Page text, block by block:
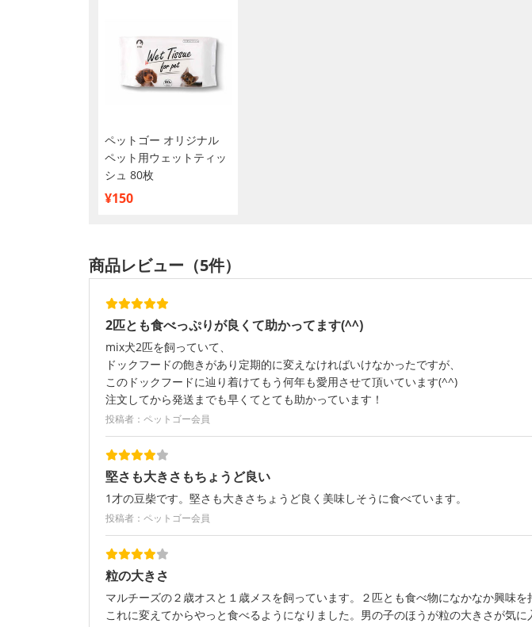
ペットゴー オリジナル
ペット用ウェットティッ
シュ 80枚
¥150
商品レビュー（5件）
2匹とも食べっぷりが良くて助かってます(^^)
mix犬2匹を飼っていて、
ドックフードの飽きがあり定期的に変えなければいけなかったですが、
このドックフードに辿り着けてもう何年も愛用させて頂いています(^^)
注文してから発送までも早くてとても助かっています！
投稿者：ペットゴー会員
堅さも大きさもちょうど良い
1才の豆柴です。堅さも大きさちょうど良く美味しそうに食べています。
投稿者：ペットゴー会員
粒の大きさ
マルチーズの２歳オスと１歳メスを飼っています。２匹とも食べ物になかなか興味を
これに変えてからやっと食べるようになりました。男の子のほうが粒の大きさが気に